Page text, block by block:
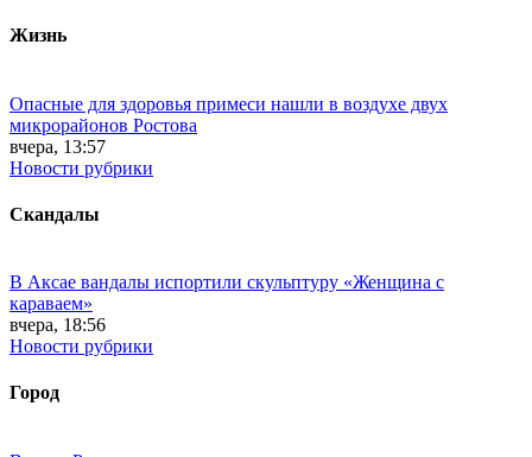
Жизнь
Опасные для здоровья примеси нашли в воздухе двух
микрорайонов Ростова
вчера, 13:57
Новости рубрики
Скандалы
В Аксае вандалы испортили скульптуру «Женщина с
караваем»
вчера, 18:56
Новости рубрики
Город